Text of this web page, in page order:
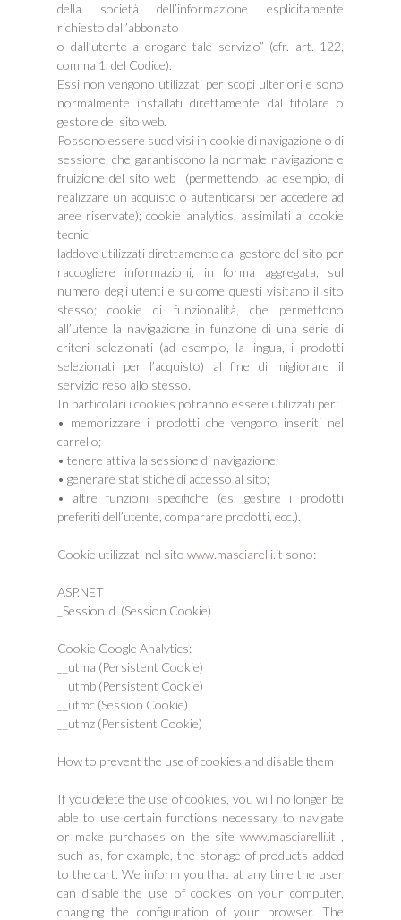
della società dell’informazione esplicitamente
richiesto dall’abbonato
o dall’utente a erogare tale servizio” (cfr. art. 122,
comma 1, del Codice).
Essi non vengono utilizzati per scopi ulteriori e sono
normalmente installati direttamente dal titolare o
gestore del sito web.
Possono essere suddivisi in cookie di navigazione o di
sessione, che garantiscono la normale navigazione e
fruizione del sito web (permettendo, ad esempio, di
realizzare un acquisto o autenticarsi per accedere ad
aree riservate); cookie analytics, assimilati ai cookie
tecnici
laddove utilizzati direttamente dal gestore del sito per
raccogliere informazioni, in forma aggregata, sul
numero degli utenti e su come questi visitano il sito
stesso; cookie di funzionalità, che permettono
all’utente la navigazione in funzione di una serie di
criteri selezionati (ad esempio, la lingua, i prodotti
selezionati per l’acquisto) al fine di migliorare il
servizio reso allo stesso.
In particolari i cookies potranno essere utilizzati per:
• memorizzare i prodotti che vengono inseriti nel
carrello;
• tenere attiva la sessione di navigazione;
• generare statistiche di accesso al sito;
• altre funzioni specifiche (es. gestire i prodotti
preferiti dell’utente, comparare prodotti, ecc.).
Cookie utilizzati nel sito www.masciarelli.it sono:
ASP.NET
_SessionId (Session Cookie)
Cookie Google Analytics:
__utma (Persistent Cookie)
__utmb (Persistent Cookie)
__utmc (Session Cookie)
__utmz (Persistent Cookie)
How to prevent the use of cookies and disable them
If you delete the use of cookies, you will no longer be
able to use certain functions necessary to navigate
or make purchases on the site www.masciarelli.it
such as, for example, the storage of products added
to the cart. We inform you that at any time the user
can disable the use of cookies on your computer,
changing the configuration of your browser. The